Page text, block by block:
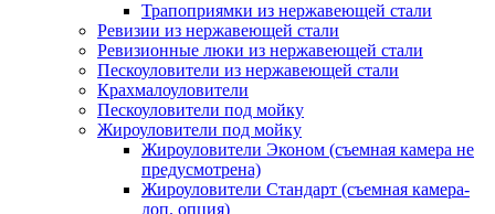
Трапоприямки из нержавеющей стали
Ревизии из нержавеющей стали
Ревизионные люки из нержавеющей стали
Пескоуловители из нержавеющей стали
Крахмалоуловители
Пескоуловители под мойку
Жироуловители под мойку
Жироуловители Эконом (съемная камера не
предусмотрена)
Жироуловители Стандарт (съемная камера-
доп. опция)